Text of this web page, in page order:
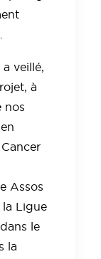
veillé,
à
nos
Assos
la Ligue
le
la